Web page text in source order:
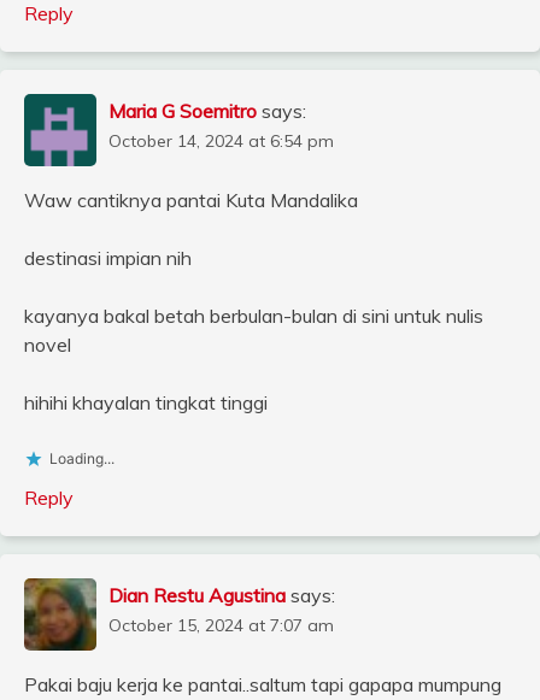
Reply
Maria G Soemitro says:
October 14, 2024 at 6:54 pm
Waw cantiknya pantai Kuta Mandalika
destinasi impian nih
kayanya bakal betah berbulan-bulan di sini untuk nulis
novel
hihihi khayalan tingkat tinggi
Loading...
Reply
Dian Restu Agustina says:
October 15, 2024 at 7:07 am
Pakai baju kerja ke pantai..saltum tapi gapapa mumpung